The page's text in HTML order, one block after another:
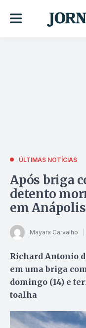
ÚLTIMAS NOTÍCIAS
Após briga
detento
em Anápolis
Mayara Carvalho
Richard Antonio
em uma briga
domingo (14) e
toalha